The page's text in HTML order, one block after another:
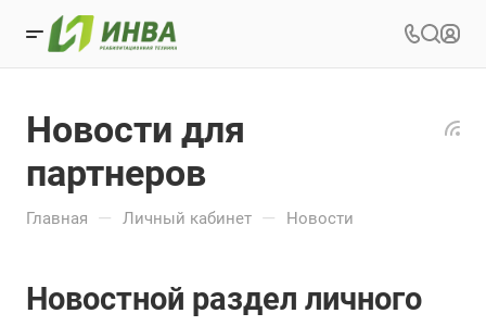
Новости для
партнеров
Главная — Личный кабинет — Новости
Новостной раздел личного